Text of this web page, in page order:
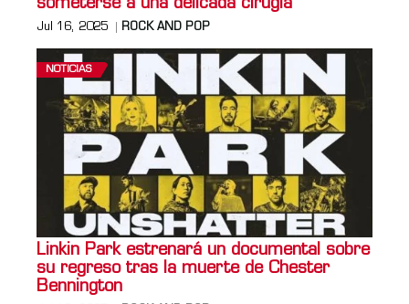
someterse a una delicada cirugía
Jul 16, 2025 ROCK AND POP
NOTICIAS
Linkin Park estrenará un documental sobre
su regreso tras la muerte de Chester
Bennington